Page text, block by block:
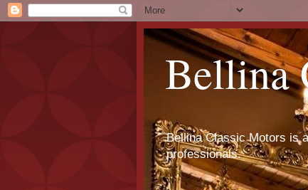
Bellina
Bellina Classic Motors is
professionals.